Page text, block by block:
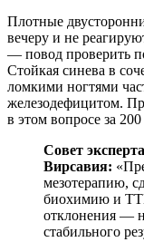
Плотные
вечеру и не
— повод проверить
Стойкая синева в
ломкими ногтями
железодефицитом.
в этом вопросе за
Совет
Вирсавия:
мезотерапию,
биохимию и
отклонения —
стабильного